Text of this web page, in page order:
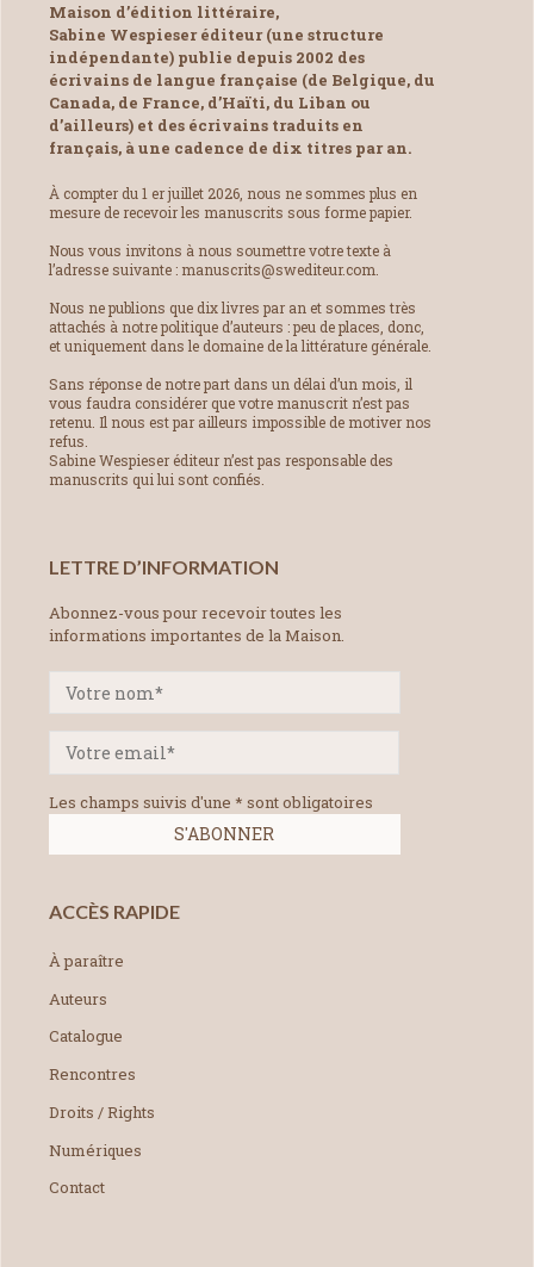
Maison d’édition littéraire,
Sabine Wespieser éditeur (une structure
indépendante) publie depuis 2002 des
écrivains de langue française (de Belgique, du
Canada, de France, d’Haïti, du Liban ou
d’ailleurs) et des écrivains traduits en
français, à une cadence de dix titres par an.
À compter du 1 er juillet 2026, nous ne sommes plus en
mesure de recevoir les manuscrits sous forme papier.
Nous vous invitons à nous soumettre votre texte à
l’adresse suivante : manuscrits@swediteur.com.
Nous ne publions que dix livres par an et sommes très
attachés à notre politique d’auteurs : peu de places, donc,
et uniquement dans le domaine de la littérature générale.
Sans réponse de notre part dans un délai d’un mois, il
vous faudra considérer que votre manuscrit n’est pas
retenu. Il nous est par ailleurs impossible de motiver nos
refus.
Sabine Wespieser éditeur n’est pas responsable des
manuscrits qui lui sont confiés.
LETTRE D’INFORMATION
Abonnez-vous pour recevoir toutes les
informations importantes de la Maison.
Les champs suivis d'une * sont obligatoires
ACCÈS RAPIDE
À paraître
Auteurs
Catalogue
Rencontres
Droits / Rights
Numériques
Contact